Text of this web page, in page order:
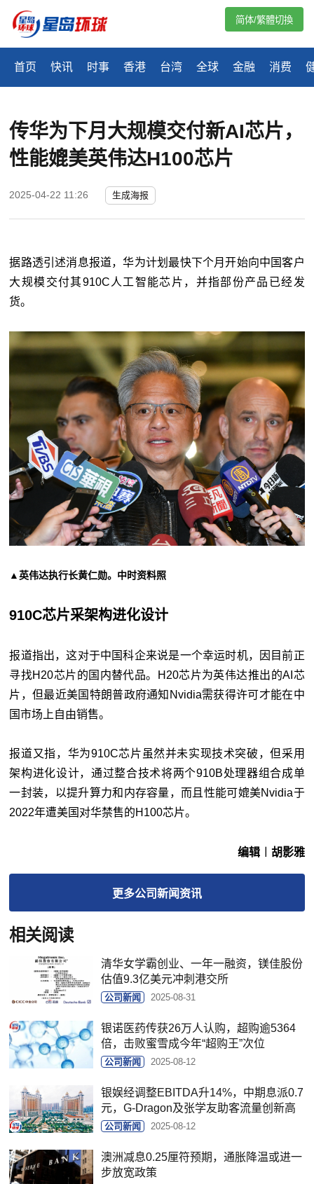
首页 快讯 时事 香港 台湾 全球 金融 消费
简体/繁體切換
传华为下月大规模交付新AI芯片，
性能媲美英伟达H100芯片
2025-04-22 11:26 生成海报
据路透引述消息报道，华为计划最快下个月开始向中国客户
大规模交付其910C人工智能芯片，并指部份产品已经发
货。
▲英伟达执行长黄仁勋。中时资料照
910C芯片采架构进化设计
报道指出，这对于中国科企来说是一个幸运时机，因目前正
寻找H20芯片的国内替代品。H20芯片为英伟达推出的AI芯
片，但最近美国特朗普政府通知Nvidia需获得许可才能在中
国市场上自由销售。
报道又指，华为910C芯片虽然并未实现技术突破，但采用
架构进化设计，通过整合技术将两个910B处理器组合成单
一封装，以提升算力和内存容量，而且性能可媲美Nvidia于
2022年遭美国对华禁售的H100芯片。
编辑︱胡影雅
更多公司新闻资讯
相关阅读
清华女学霸创业、一年一融资，镁佳股份
估值9.3亿美元冲刺港交所
公司新闻 2025-08-31
银诺医药传获26万人认购，超购逾5364
倍，击败蜜雪成今年“超购王”次位
公司新闻 2025-08-12
银娱经调整EBITDA升14%，中期息派0.7
元，G-Dragon及张学友助客流量创新高
公司新闻 2025-08-12
澳洲减息0.25厘符预期，通胀降温或进一
步放宽政策